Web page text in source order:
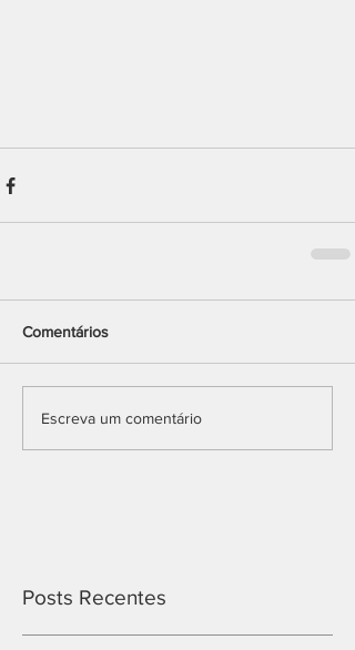
Comentários
Escreva um comentário
Posts Recentes